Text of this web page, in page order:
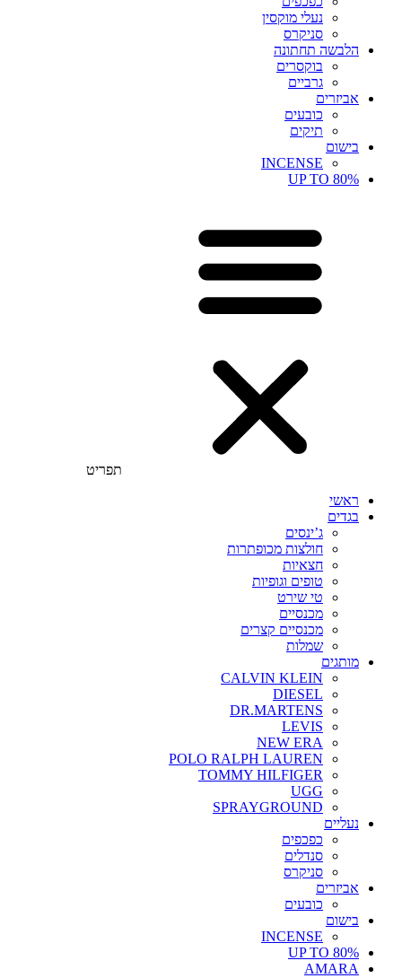
נעלי מוקסין
סניקרס
הלבשה תחתונה
בוקסרים
גרביים
אביזרים
כובעים
תיקים
בישום
INCENSE
UP TO 80%
תפריט
ראשי
בגדים
ג’ינסים
חולצות מכופתרות
חצאיות
טופים וגופיות
טי שירט
מכנסיים
מכנסיים קצרים
שמלות
מותגים
CALVIN KLEIN
DIESEL
DR.MARTENS
LEVIS
NEW ERA
POLO RALPH LAUREN
TOMMY HILFIGER
UGG
SPRAYGROUND
נעליים
כפכפים
סנדלים
סניקרס
אביזרים
כובעים
בישום
INCENSE
UP TO 80%
AMARA